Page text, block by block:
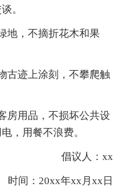
。
地，不摘折花木和果
古迹上涂刻，不攀爬触
房用品，不损坏公共设
，用餐不浪费。
倡议人：xx
间：20xx年xx月xx日